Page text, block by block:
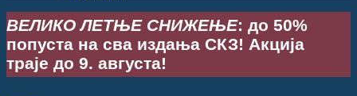
ВЕЛИКО ЛЕТЊЕ СНИЖЕЊЕ: до 50%
попуста на сва издања СКЗ! Акција
траје до 9. августа!